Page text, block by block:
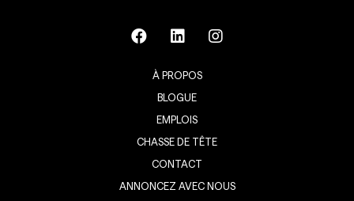
À PROPOS
BLOGUE
EMPLOIS
CHASSE DE TÊTE
CONTACT
ANNONCEZ AVEC NOUS